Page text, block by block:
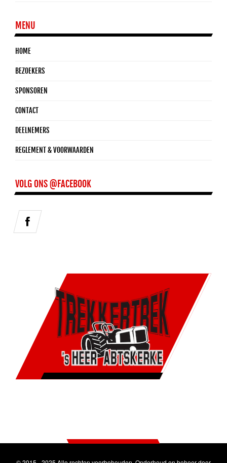
MENU
HOME
BEZOEKERS
SPONSOREN
CONTACT
DEELNEMERS
REGLEMENT & VOORWAARDEN
VOLG ONS @FACEBOOK